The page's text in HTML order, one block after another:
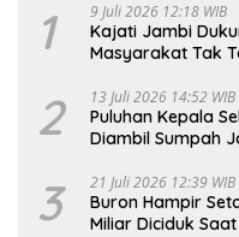
1 9 Juli 2026 12:18 WIB
Kajati Jambi
Masyarakat Tak
2 13 Juli 2026 14:52 WIB
Puluhan Kepala
Diambil Sumpah
3 21 Juli 2026 12:39 WIB
Buron Hampir
Miliar Diciduk